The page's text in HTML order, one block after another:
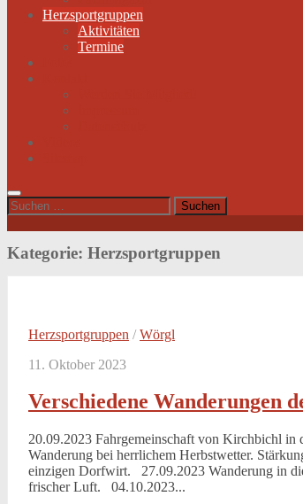
Herzsportgruppen
Aktivitäten
Termine
Suchen
nach:
Kategorie: Herzsportgruppen
Herzsportgruppen /Wörgl
11. Oktober 2023
Verschiedene Wanderungen
20.09.2023 Fahrgemeinschaft von Kirchbichl
Wanderung bei herrlichem Herbstwetter.
einzigen Dorfwirt. 27.09.2023 Wanderung in
frischer Luft. 04.10.2023...